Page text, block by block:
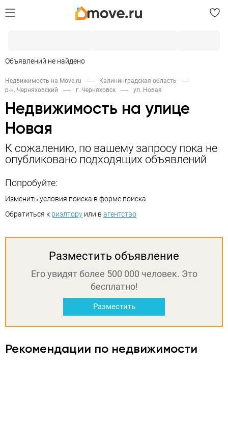
Объявлений не найдено
Недвижимость на Move.ru
Калининградская область
р-н. Черняховский
г. Черняховск ул. Новая
Недвижимость на улице
Новая
К сожалению, по вашему запросу пока не
опубликовано подходящих объявлений
Попробуйте:
Изменить условия поиска в форме поиска
Обратиться к риэлтору или в агентство
Разместить объявление
Его увидят более 500 000 человек. Это
бесплатно!
Разместить
Рекомендации по недвижимости